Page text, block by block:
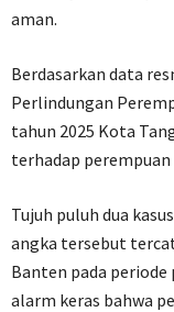
aman.
Berdasarkan data
Perlindungan
tahun 2025 Kota
terhadap perempuan
Tujuh puluh dua
angka tersebut
Banten pada
alarm keras bahwa